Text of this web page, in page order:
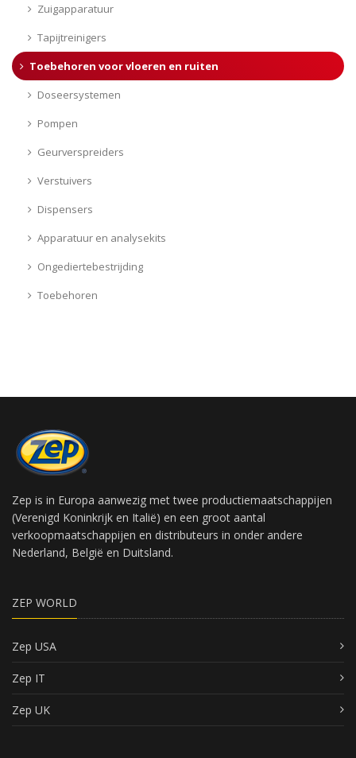
Zuigapparatuur
Tapijtreinigers
Toebehoren voor vloeren en ruiten
Doseersystemen
Pompen
Geurverspreiders
Verstuivers
Dispensers
Apparatuur en analysekits
Ongediertebestrijding
Toebehoren
Zep is in Europa aanwezig met twee productiemaatschappijen
(Verenigd Koninkrijk en Italië) en een groot aantal
verkoopmaatschappijen en distributeurs in onder andere
Nederland, België en Duitsland.
ZEP WORLD
Zep USA
Zep IT
Zep UK